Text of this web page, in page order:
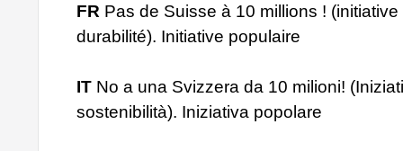
FR Pas de Suisse à 10 millions ! (initiative
durabilité). Initiative populaire
IT No a una Svizzera da 10 milioni!
sostenibilità). Iniziativa popolare